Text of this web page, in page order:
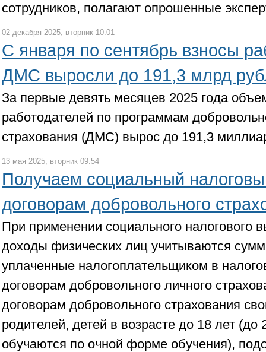
сотрудников, полагают опрошенные
02 декабря 2025, вторник 10:01
С января по сентябрь взносы
ДМС выросли до 191,3 млрд
За первые девять месяцев 2025 года
работодателей по программам
страхования (ДМС) вырос до 191,3
13 мая 2025, вторник 09:54
Получаем социальный
договорам добровольного
При применении социального налогового
доходы физических лиц учитываются
уплаченные налогоплательщиком в
договорам добровольного личного
договорам добровольного страхования
родителей, детей в возрасте до 18 лет (до
обучаются по очной форме обучения),